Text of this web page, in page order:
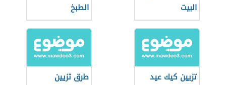
البيت
الطبخ
تزيين كيك عيد
طرق تزيين